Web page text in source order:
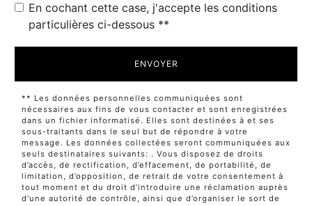
En cochant cette case, j'accepte les conditions
particulières ci-dessous **
ENVOYER
** Les données personnelles communiquées sont
nécessaires aux fins de vous contacter et sont enregistrées
dans un fichier informatisé. Elles sont destinées à et ses
sous-traitants dans le seul but de répondre à votre
message. Les données collectées seront communiquées aux
seuls destinataires suivants: . Vous disposez de droits
d’accès, de rectification, d’effacement, de portabilité, de
limitation, d’opposition, de retrait de votre consentement à
tout moment et du droit d’introduire une réclamation auprès
d’une autorité de contrôle, ainsi que d’organiser le sort de